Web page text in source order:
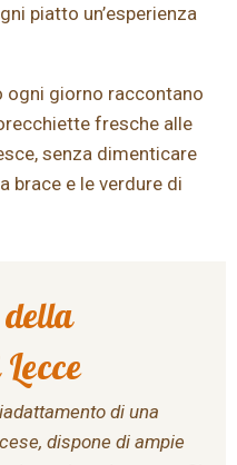
piatto un’esperienza
ogni giorno raccontano
fresche alle
senza dimenticare
brace e le verdure di
di una
dispone di ampie